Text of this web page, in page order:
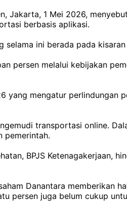
Jakarta, 1 Mei 2026,
berbasis aplikasi.
ini berada pada
persen melalui kebijakan
yang mengatur perlindungan
transportasi online.
pemerintah.
BPJS Ketenagakerjaan,
Danantara memberikan
persen juga belum cukup